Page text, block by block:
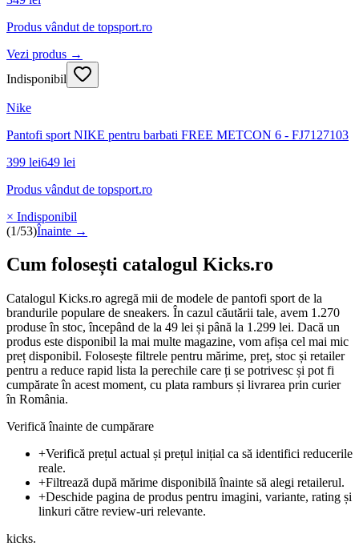
Produs vândut de topsport.ro
Vezi produs →
Indisponibil
Nike
Pantofi sport NIKE pentru barbati FREE METCON 6 - FJ7127103
399 lei649 lei
Produs vândut de topsport.ro
× Indisponibil
(1/53)Înainte →
Cum folosești catalogul Kicks.ro
Catalogul Kicks.ro agregă mii de modele de pantofi sport de la
brandurile populare de sneakers. În cazul căutării tale, avem 1.270
produse în stoc, începând de la 49 lei și până la 1.299 lei. Dacă un
produs este disponibil la mai multe magazine, vom afișa cel mai mic
preț disponibil. Folosește filtrele pentru mărime, preț, stoc și retailer
pentru a reduce rapid lista la perechile care ți se potrivesc și pot fi
cumpărate în acest moment, cu plata ramburs și livrarea prin curier
în România.
Verifică înainte de cumpărare
+Verifică prețul actual și prețul inițial ca să identifici reducerile
reale.
+Filtrează după mărime disponibilă înainte să alegi retailerul.
+Deschide pagina de produs pentru imagini, variante, rating și
linkuri către review-uri relevante.
kicks.